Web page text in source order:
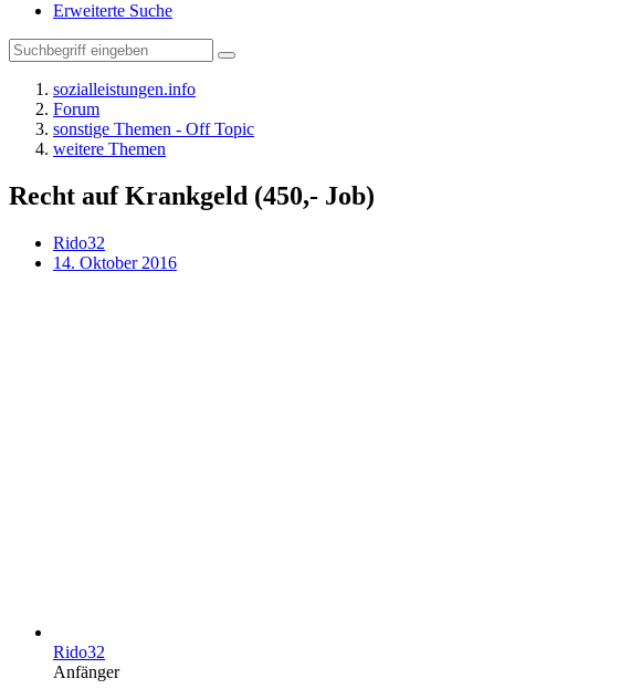
Erweiterte Suche
sozialleistungen.info
Forum
sonstige Themen - Off Topic
weitere Themen
Recht auf Krankgeld (450,- Job)
Rido32
14. Oktober 2016
Rido32
Anfänger